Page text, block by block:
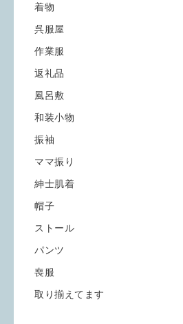
着物
呉服屋
作業服
返礼品
風呂敷
和装小物
振袖
ママ振り
紳士肌着
帽子
ストール
パンツ
喪服
取り揃えてます